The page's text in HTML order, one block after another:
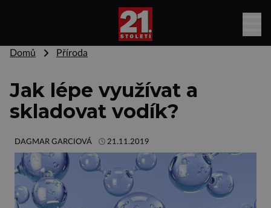
Domů Příroda
Jak lépe využívat a
skladovat vodík?
DAGMAR GARCIOVÁ 21.11.2019